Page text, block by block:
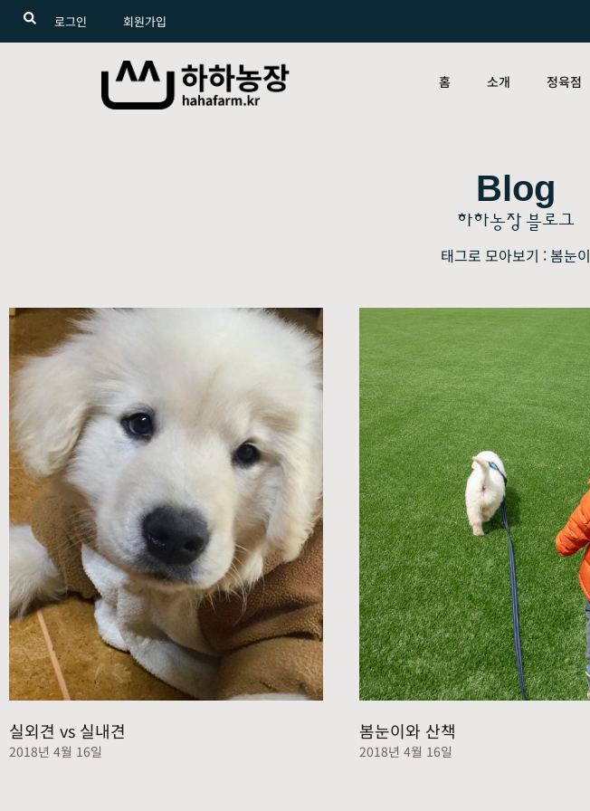
로그인 회원가입
홈 소개 정육점
Blog
하하농장 블로그
태그로 모아보기 : 봄눈이
실외견 vs 실내견
2018년 4월 16일
봄눈이와 산책
2018년 4월 16일